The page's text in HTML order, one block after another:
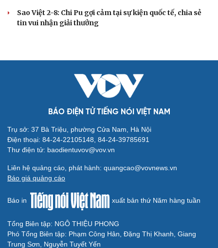
Sao Việt 2-8: Chi Pu gợi cảm tại sự kiện quốc tế, chia sẻ
tin vui nhận giải thưởng
BÁO ĐIỆN TỬ TIẾNG NÓI VIỆT NAM
Trụ sở: 37 Bà Triệu, phường Cửa Nam, Hà Nội
Điện thoại: 84-24-22105148, 84-24-39785691
Thư điện tử: baodientuvov@vov.vn
Liên hệ quảng cáo, phát hành: quangcao@vovnews.vn
Báo giá quảng cáo
Báo in xuất bản thứ Năm hàng tuần
Tổng Biên tập: NGÔ THIỆU PHONG
Phó Tổng Biên tập: Phạm Công Hân, Đặng Thị Khanh, Giang
Trung Sơn, Nguyễn Tuyết Yến